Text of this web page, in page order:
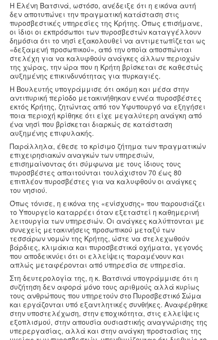
Η Ελένη Βατσινά, ωστόσο, ανέδειξε ότι η εικόνα αυτή
δεν αποτυπώνει την πραγματική κατάσταση στις
πυροσβεστικές υπηρεσίες της Κρήτης. Όπως επισήμανε,
οι ίδιοι οι εκπρόσωποι των πυροσβεστών καταγγέλλουν
δημόσια ότι το νησί εξακολουθεί να αντιμετωπίζεται ως
«δεξαμενή προσωπικού», από την οποία αποσπώνται
στελέχη για να καλυφθούν ανάγκες άλλων περιοχών
της χώρας, την ώρα που η Κρήτη βρίσκεται σε καθεστώς
αυξημένης επικινδυνότητας για πυρκαγιές.
Η Βουλευτής υπογράμμισε ότι ακόμη και μέσα στην
αντιπυρική περίοδο μετακινήθηκαν εννέα πυροσβέστες
εκτός Κρήτης, ζητώντας από τον Υφυπουργό να εξηγήσει
ποια περιοχή κρίθηκε ότι είχε μεγαλύτερη ανάγκη από
ένα νησί που βρίσκεται διαρκώς σε κατάσταση
αυξημένης επιφυλακής.
Παράλληλα, έθεσε το κρίσιμο ζήτημα των πραγματικών
επιχειρησιακών αναγκών των υπηρεσιών,
επισημαίνοντας ότι σύμφωνα με τους ίδιους τους
πυροσβέστες απαιτούνται τουλάχιστον 70 έως 80
επιπλέον πυροσβέστες για να καλυφθούν οι ανάγκες
του νησιού.
Όπως τόνισε, η εικόνα της «ενίσχυσης» που παρουσιάζει
το Υπουργείο καταρρέει όταν εξεταστεί η καθημερινή
λειτουργία των υπηρεσιών. Οι ανάγκες καλύπτονται με
συνεχείς μετακινήσεις προσωπικού μεταξύ των
τεσσάρων νομών της Κρήτης, ώστε να στελεχωθούν
βάρδιες, κλιμάκια και πυροσβεστικά οχήματα, γεγονός
που αποδεικνύει ότι οι ελλείψεις παραμένουν και
απλώς μεταφέρονται από υπηρεσία σε υπηρεσία.
Στη δευτερολογία της, η κ. Βατσινά υπογράμμισε ότι η
συζήτηση δεν αφορά μόνο τους αριθμούς αλλά κυρίως
τους ανθρώπους που υπηρετούν στο Πυροσβεστικό Σώμα
και εργάζονται υπό εξαντλητικές συνθήκες. Αναφέρθηκε
στην υποστελέχωση, στην εποχικότητα, στις ελλείψεις
εξοπλισμού, στην απουσία ουσιαστικής αναγνώρισης της
υπερεργασίας, αλλά και στην ανάγκη προστασίας της